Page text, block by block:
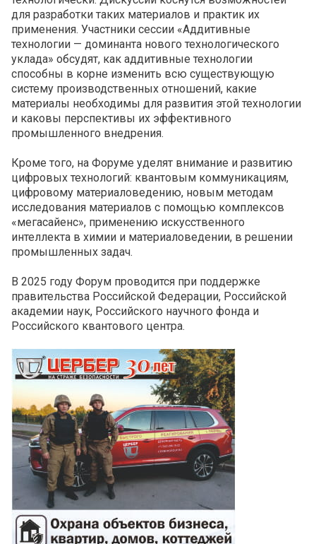
для разработки таких материалов и практик их
применения. Участники сессии «Аддитивные
технологии — доминанта нового технологического
уклада» обсудят, как аддитивные технологии
способны в корне изменить всю существующую
систему производственных отношений, какие
материалы необходимы для развития этой технологии
и каковы перспективы их эффективного
промышленного внедрения.
Кроме того, на Форуме уделят внимание и развитию
цифровых технологий: квантовым коммуникациям,
цифровому материаловедению, новым методам
исследования материалов с помощью комплексов
«мегасайенс», применению искусственного
интеллекта в химии и материаловедении, в решении
промышленных задач.
В 2025 году Форум проводится при поддержке
правительства Российской Федерации, Российской
академии наук, Российского научного фонда и
Российского квантового центра.